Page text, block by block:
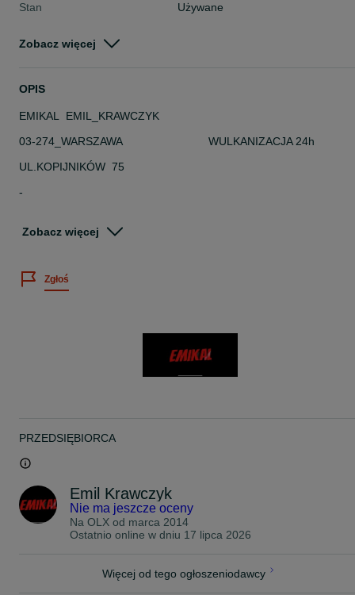
Stan
Używane
Szerokość
Zobacz więcej
OPIS
EMIKAL EMIL_KRAWCZYK
03-274_WARSZAWA WULKANIZACJA 24h
UL.KOPIJNIKÓW 75
-
DANE TECHNICZNE
PRODUCENT : Continental
MODEL : EcoContact 5
NOŚNOŚĆ : 94
UWAGI : Letnie !
BARDZO PROSIMY O KONTAKT TELEFONICZNY W CELU
UZYSKANIA ODPOWIEDZI NA PAŃSTWA PYTANIA, PONIEWAŻ
OTRZYMUJEMY CODZIENNIE BARDZO DUŻO WIADOMOŚCI I
NIE NA KAŻDĄ JESTEŚMY W STANIE ODPISAĆ ZE WZGLĘDU
POZOSTAŁE OBOWIĄZKI.
ZAPRASZAM PO ODBIÓR I BEZPŁATNY MONTAŻ
OPON 24 GODZINY NA DOBĘ 7 DNI W TYGODNIU W
TEL: 5 1 2 - 9 6 5 - 9 0 4
Zobacz więcej
Zgłoś
PRZEDSIĘBIORCA
Emil Krawczyk
Nie ma jeszcze oceny
Na OLX od marca 2014
Ostatnio online w dniu 17 lipca 2026
Więcej od tego ogłoszeniodawcy